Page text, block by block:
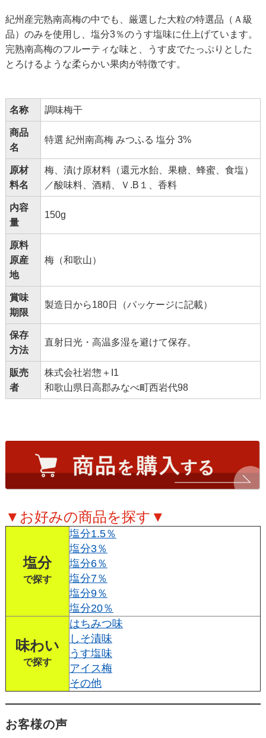
紀州産完熟南高梅の中でも、厳選した大粒の特選品（Ａ級
品）のみを使用し、塩分3％のうす塩味に仕上げています。
完熟南高梅のフルーティな味と、うす皮でたっぷりとした
とろけるような柔らかい果肉が特徴です。
名称 調味梅干
商品
名
特選 紀州南高梅 みつふる 塩分 3%
原材
料名
梅、漬け原材料（還元水飴、果糖、蜂蜜、食塩）
／酸味料、酒精、Ｖ.B１、香料
内容
量
150g
原料
原産
地
梅（和歌山）
賞味
期限
製造日から180日（パッケージに記載）
保存
方法
直射日光・高温多湿を避けて保存。
販売
者
株式会社岩惣＋I1
和歌山県日高郡みなべ町西岩代98
▼お好みの商品を探す▼
塩分
で探す
塩分1.5％
塩分3％
塩分6％
塩分7％
塩分9％
塩分20％
味わい
で探す
はちみつ味
しそ漬味
うす塩味
アイス梅
その他
お客様の声